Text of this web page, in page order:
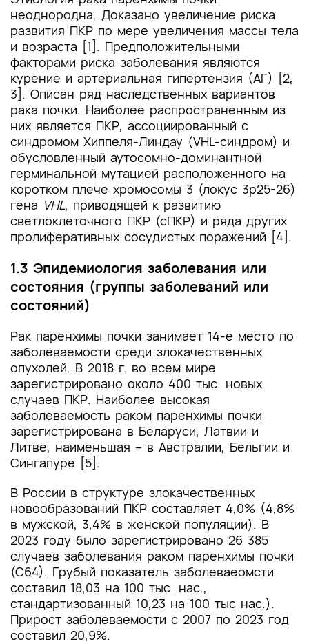
неоднородна. Доказано увеличение риска
развития ПКР по мере увеличения массы тела
и возраста [1]. Предположительными
факторами риска заболевания являются
курение и артериальная гипертензия (АГ) [2,
3]. Описан ряд наследственных вариантов
рака почки. Наиболее распространенным из
них является ПКР, ассоциированный с
синдромом Хиппеля-Линдау (VHL-синдром) и
обусловленный аутосомно-доминантной
герминальной мутацией расположенного на
коротком плече хромосомы 3 (локус 3p25-26)
гена VHL, приводящей к развитию
светлоклеточного ПКР (сПКР) и ряда других
пролиферативных сосудистых поражений [4].
1.3 Эпидемиология заболевания или
состояния (группы заболеваний или
состояний)
Рак паренхимы почки занимает 14-е место по
заболеваемости среди злокачественных
опухолей. В 2018 г. во всем мире
зарегистрировано около 400 тыс. новых
случаев ПКР. Наиболее высокая
заболеваемость раком паренхимы почки
зарегистрирована в Беларуси, Латвии и
Литве, наименьшая – в Австралии, Бельгии и
Сингапуре [5].
В России в структуре злокачественных
новообразований ПКР составляет 4,0% (4,8%
в мужской, 3,4% в женской популяции). В
2023 году было зарегистрировано 26 385
случаев заболевания раком паренхимы почки
(С64). Грубый показатель заболеваеомсти
составил 18,03 на 100 тыс. нас.,
стандартизованный 10,23 на 100 тыс нас.).
Прирост заболеваемости с 2007 по 2023 год
составил 20,9%.